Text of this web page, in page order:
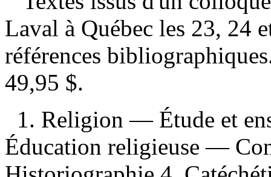
Laval à Québec les 23, 24
références
49,95 $.
1. Religion — Étude et
Éducation religieuse —